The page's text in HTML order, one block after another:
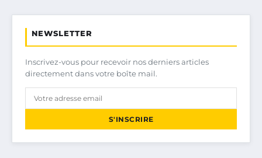
NEWSLETTER
Inscrivez-vous pour recevoir nos derniers articles
directement dans votre boîte mail.
S'INSCRIRE